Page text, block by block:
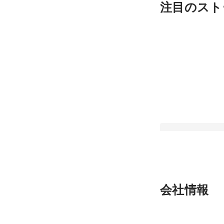
注目のス
ドットゼロのオフ
クリエイティブは集
会社情報